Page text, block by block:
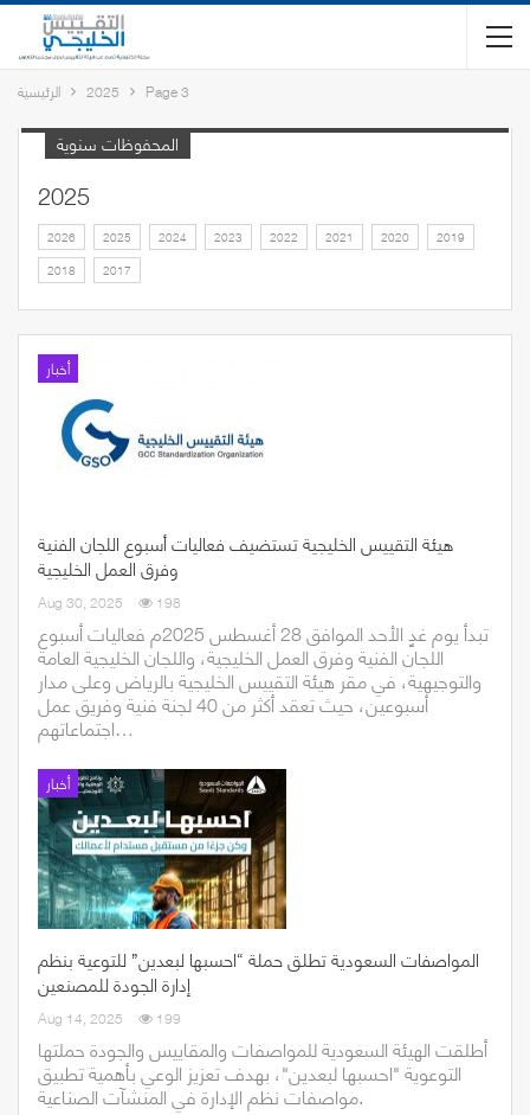
الرئيسية 2025 Page 3
المحفوظات سنوية
2025
2026 2025 2024 2023 2022 2021 2020
2019
2018
2017
أخبار
هيئة التقييس الخليجية تستضيف فعاليات أسبوع اللجان الفنية
وفرق العمل الخليجية
Aug 30, 2025 198
تبدأ يوم غدٍ الأحد الموافق 28 أغسطس 2025م فعاليات أسبوع
اللجان الفنية وفرق العمل الخليجية، واللجان الخليجية العامة
والتوجيهية، في مقر هيئة التقييس الخليجية بالرياض وعلى مدار
أسبوعين، حيث تعقد أكثر من 40 لجنة فنية وفريق عمل
اجتماعاتهم…
أخبار
المواصفات السعودية تطلق حملة “احسبها لبعدين” للتوعية بنظم
إدارة الجودة للمصنعين
Aug 14, 2025 199
​​أطلقت الهيئة السعودية للمواصفات والمقاييس والجودة حملتها
التوعوية "احسبها لبعدين"، بهدف تعزيز الوعي بأهمية تطبيق
مواصفات نظم الإدارة في المنشآت الصناعية.